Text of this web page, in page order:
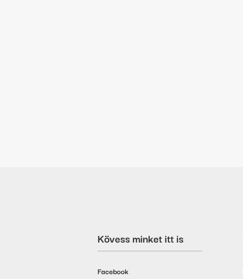
Kövess minket itt is
Facebook